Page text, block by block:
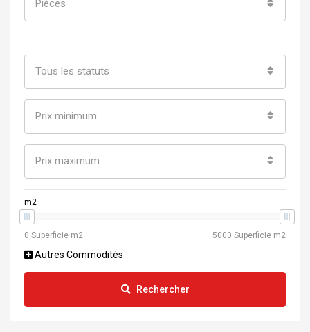
Pièces
Tous les statuts
Prix minimum
Prix maximum
m2
Autres Commodités
Rechercher